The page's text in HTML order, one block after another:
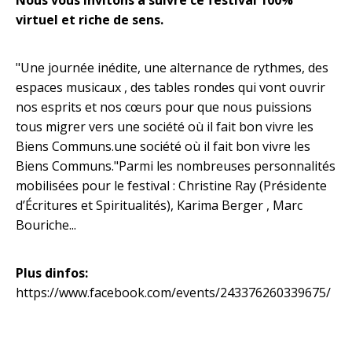
virtuel et riche de sens.
"Une journée inédite, une alternance de rythmes, des
espaces musicaux , des tables rondes qui vont ouvrir
nos esprits et nos cœurs pour que nous puissions
tous migrer vers une société où il fait bon vivre les
Biens Communs.une société où il fait bon vivre les
Biens Communs."Parmi les nombreuses personnalités
mobilisées pour le festival : Christine Ray (Présidente
d’Écritures et Spiritualités), Karima Berger , Marc
Bouriche...
Plus dinfos:
https://www.facebook.com/events/243376260339675/